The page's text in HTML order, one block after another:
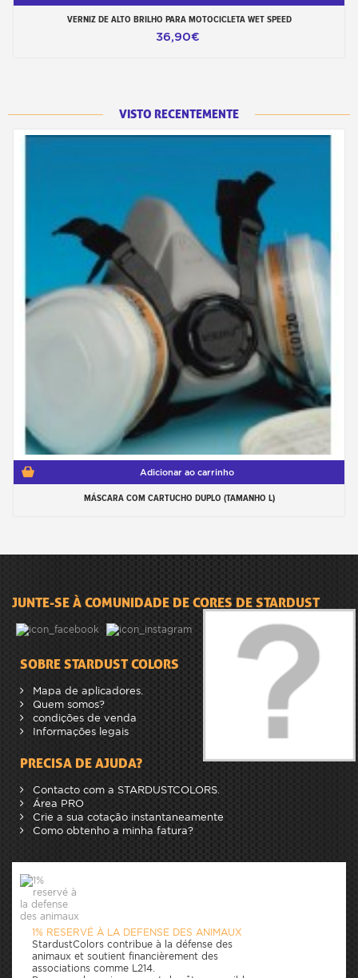
VERNIZ DE ALTO BRILHO PARA MOTOCICLETA WET SPEED
36,90€
VISTO RECENTEMENTE
Adicionar ao carrinho
MÁSCARA COM CARTUCHO DUPLO (TAMANHO L)
JUNTE-SE À COMUNIDADE DE CORES DE STARDUST
SOBRE STARDUST COLORS
Mapa de aplicadores.
Quem somos?
condições de venda
Informações legais
PRECISA DE AJUDA?
Contacto com a STARDUSTCOLORS.
Área PRO
Crie a sua cotação instantaneamente
Como obtenho a minha fatura?
1% RESERVÉ À LA DEFENSE DES ANIMAUX
StardustColors contribue à la défense des
animaux et soutient financièrement des
associations comme L214.